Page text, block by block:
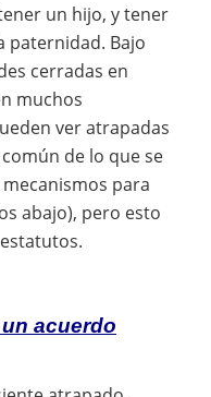
un hijo, y tener
paternidad. Bajo
cerradas en
muchos
ver atrapadas
de lo que se
para
abajo), pero esto
acuerdo